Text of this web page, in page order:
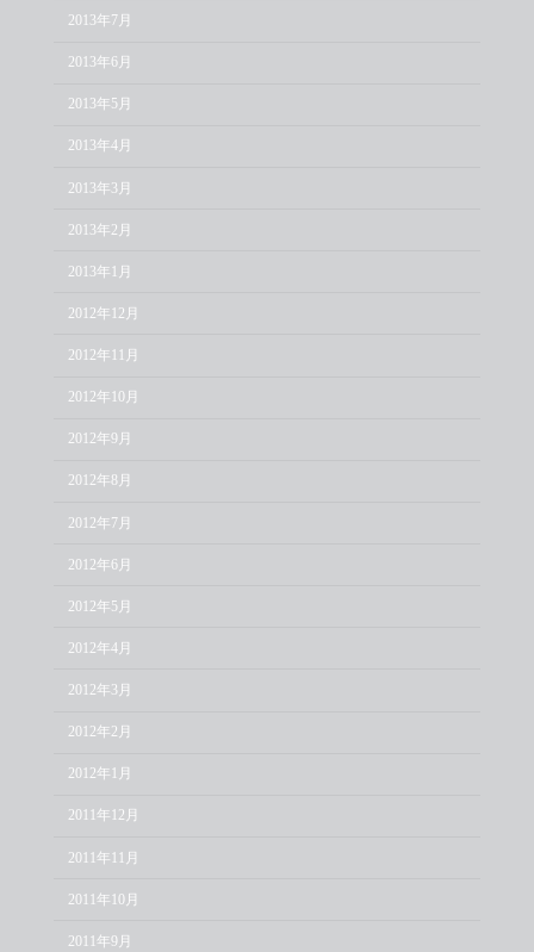
2013年7月
2013年6月
2013年5月
2013年4月
2013年3月
2013年2月
2013年1月
2012年12月
2012年11月
2012年10月
2012年9月
2012年8月
2012年7月
2012年6月
2012年5月
2012年4月
2012年3月
2012年2月
2012年1月
2011年12月
2011年11月
2011年10月
2011年9月